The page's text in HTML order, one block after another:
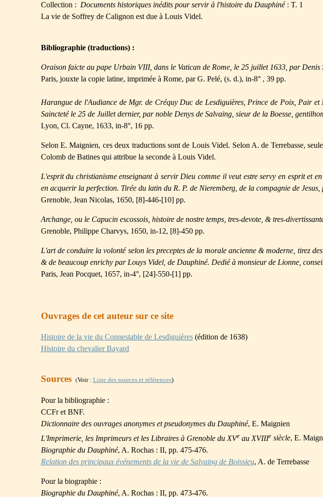
Collection : Documents historiques inédits pour servir à l'histoire du Dauphiné: T. 1
La vie de Soffrey de Calignon est due à Louis Videl.
Bibliographie (traductions) :
Oraison faicte au pape Urbain VIII, dans le Vatican de Rome, le 25 juillet 1633, par
Paris, jouxte la copie latine, imprimée à Rome, par G. Pelé, (s. d.), in-8° , 39 pp.
Harangue de l'Audiance de Mgr. de Créquy Duc de Lesdiguières, Prince de Poix, Pair
Saincteté le 25 de Juillet dernier, par noble Denys de Salvaing, sieur de la Boesse,
Lyon, Cl. Cayne, 1633, in-8°, 16 pp.
Selon E. Maignien, ces deux traductions sont de Louis Videl. Selon A. de Terrebasse,
Colomb de Batines qui attribue la seconde à Louis Videl.
L'esprit du christianisme enseignant à servir Dieu comme il veut estre servy en esprit et
en acquerir la perfection. Tirée du latin du R. P. de Nieremberg, de la compagnie de Jesus,
Grenoble, Jean Nicolas, 1650, [8]-446-[10] pp.
Archange, ou le Capucin escossois, histoire de nostre temps, tres-devote, & tres-
Grenoble, Philippe Charvys, 1650, in-12, [8]-450 pp.
L'art de conduire la volonté selon les preceptes de la morale ancienne & moderne, tirez
& de beaucoup enrichy par Louys Videl, de Dauphiné. Dedié à monsieur de Lionne,
Paris, Jean Pocquet, 1657, in-4°, [24]-550-[1] pp.
Ouvrages de cet auteur sur ce site
Histoire de la vie du Connestable de Lesdiguières(édition de 1638)
Histoire du chevalier Bayard
Sources (Voir : Liste des sources et références)
Pour la bibliographie :
CCFr et BNF.
Dictionnaire des ouvrages anonymes et pseudonymes du Dauphiné, E. Maignien
L'Imprimerie, les Imprimeurs et les Libraires à Grenoble du XVeau XVIIIesiècle, E.
Biographie du Dauphiné, A. Rochas : II, pp. 475-476.
Relation des principaux événements de la vie de Salvaing de Boissieu, A. de Terrebasse
Pour la biographie :
Biographie du Dauphiné, A. Rochas : II, pp. 473-476.